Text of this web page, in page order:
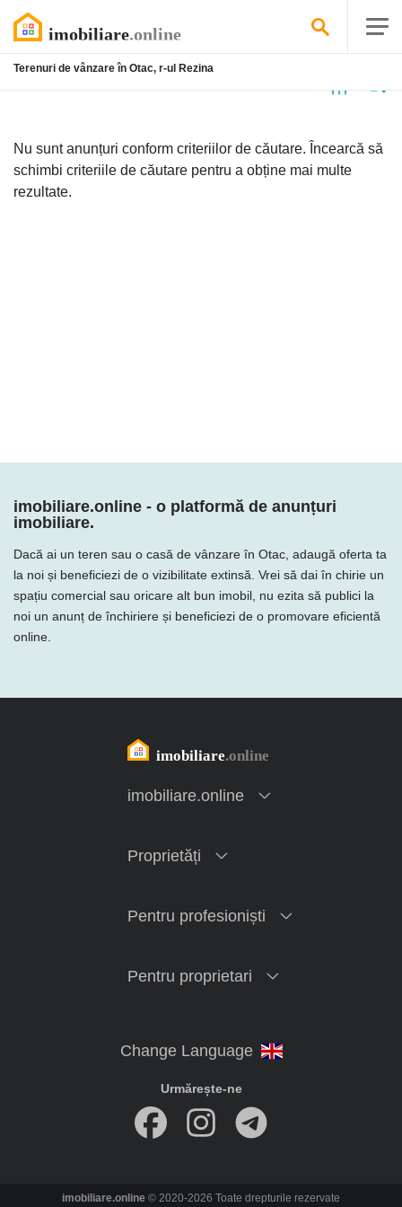
Terenuri de vânzare în Otac, r-ul Rezina
Nu sunt anunțuri conform criteriilor de căutare. Încearcă să
schimbi criteriile de căutare pentru a obține mai multe
rezultate.
imobiliare.online - o platformă de anunțuri
imobiliare.
Dacă ai un teren sau o casă de vânzare în Otac, adaugă oferta ta
la noi și beneficiezi de o vizibilitate extinsă. Vrei să dai în chirie un
spațiu comercial sau oricare alt bun imobil, nu ezita să publici la
noi un anunț de închiriere și beneficiezi de o promovare eficientă
online.
imobiliare.online
Proprietăți
Pentru profesioniști
Pentru proprietari
Urmărește-ne
imobiliare.online © 2020-2026 Toate drepturile rezervate